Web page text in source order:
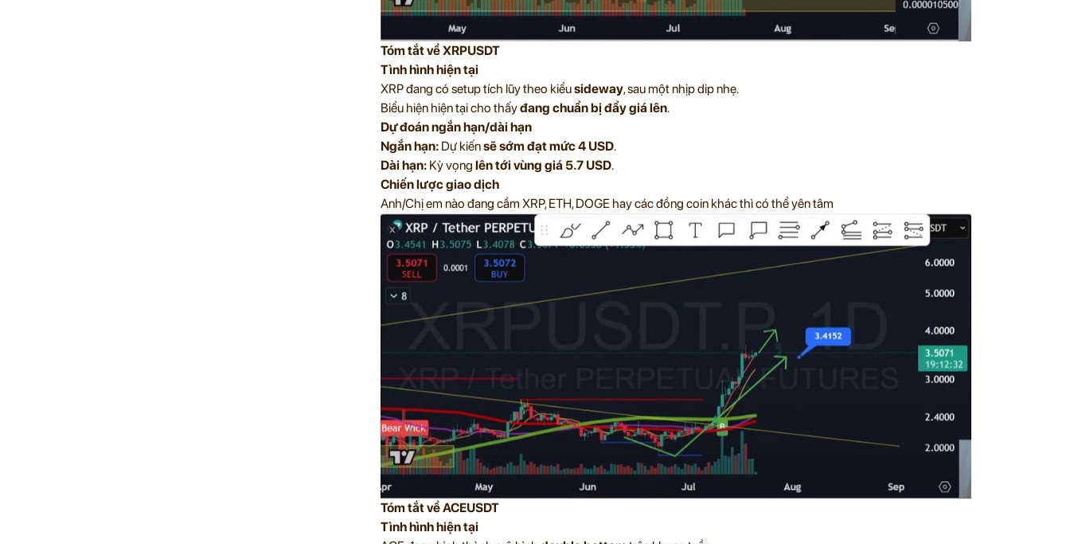
Tóm tắt về XRPUSDT
Tình hình hiện tại
XRP đang có setup tích lũy theo kiểusideway, sau một nhịp dip nhẹ.
Biểu hiện hiện tại cho thấyđang chuẩn bị đẩy giá lên.
Dự đoán ngắn hạn/dài hạn
Ngắn hạn: Dự kiếnsẽ sớm đạt mức 4 USD.
Dài hạn: Kỳ vọng lên tới vùng giá 5.7 USD.
Chiến lược giao dịch
Anh/Chị em nào đang cầm XRP, ETH, DOGE hay các đồng coin khác thì có thể yên tâm
Tóm tắt về ACEUSDT
Tình hình hiện tại